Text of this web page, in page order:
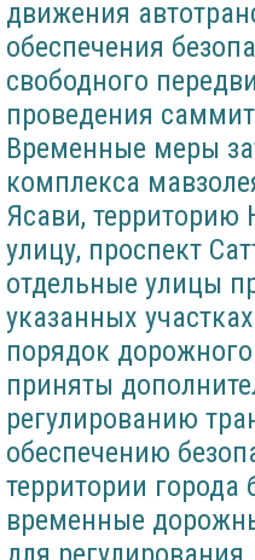
движения
обеспечения
свободного
проведения
Временные меры
комплекса
Ясави, территорию
улицу, проспект
отдельные улицы
указанных
порядок
приняты
регулированию
обеспечению
территории города
временные